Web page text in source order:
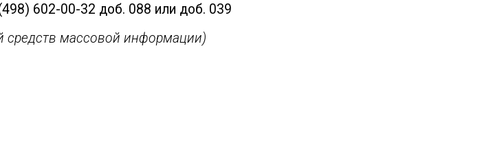
602-00-32 доб. 088 или доб. 039
средств массовой информации)